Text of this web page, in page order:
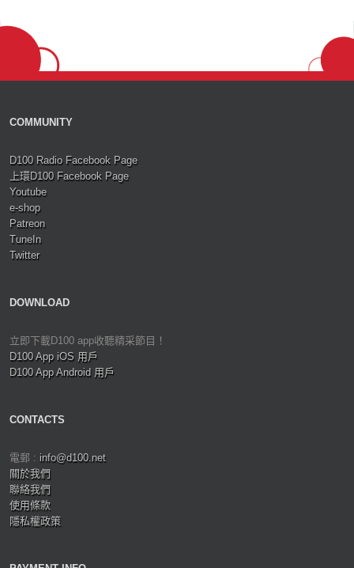
COMMUNITY
D100 Radio Facebook Page
上環D100 Facebook Page
Youtube
e-shop
Patreon
TuneIn
Twitter
DOWNLOAD
立即下載D100 app收聽精采節目！
D100 App iOS 用戶
D100 App Android 用戶
CONTACTS
電郵 : info@d100.net
關於我們
聯絡我們
使用條款
隱私權政策